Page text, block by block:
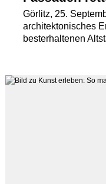
Görlitz, 25.
architektonisches
besterhaltenen